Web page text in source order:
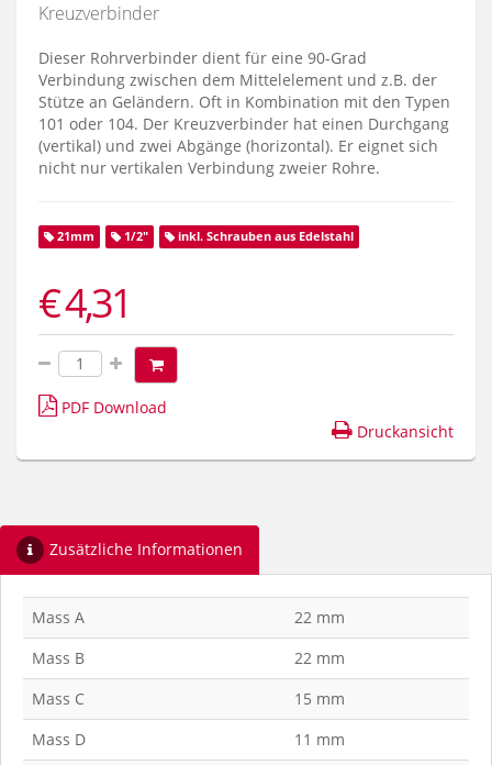
Kreuzverbinder
Dieser Rohrverbinder dient für eine 90-Grad
Verbindung zwischen dem Mittelelement und z.B. der
Stütze an Geländern. Oft in Kombination mit den Typen
101 oder 104. Der Kreuzverbinder hat einen Durchgang
(vertikal) und zwei Abgänge (horizontal). Er eignet sich
nicht nur vertikalen Verbindung zweier Rohre.
21mm 1/2" inkl. Schrauben aus Edelstahl
€ 4,31
PDF Download
Druckansicht
Zusätzliche Informationen
Mass A
22 mm
Mass B
22 mm
Mass C
15 mm
Mass D
11 mm